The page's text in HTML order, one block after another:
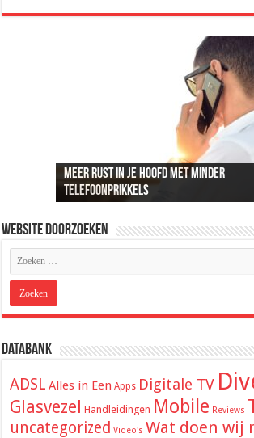
Meer rust in je hoofd met minder
telefoonprikkels
Recreatief doelschieten groeit uit tot
populaire vrijetijdsbesteding
Loungeset kopen: 9 tips voor het
de juiste set
De beste audio en beelden thuis: dit heb
hiervoor nodig
ADSL snelheid uitgelegd: wat je kunt
verwachten van je internetverbinding
Website Doorzoeken
Databank
ADSL Alles in Een Apps Digitale TV
Glasvezel Handleidingen Mobile Reviews
uncategorized Video's Wat doen wij